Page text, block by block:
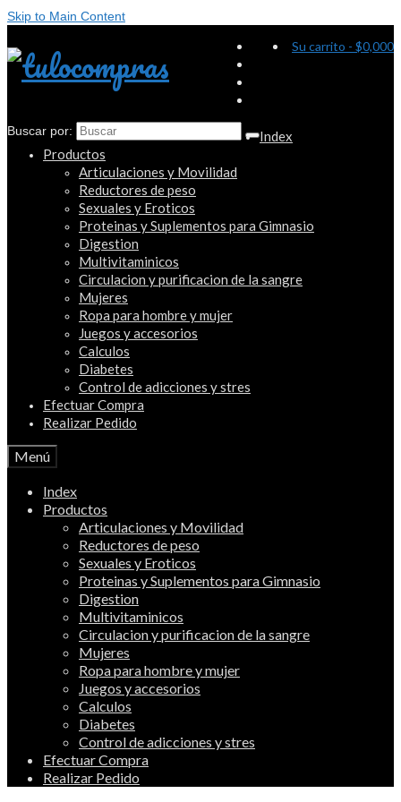
Skip to Main Content
Su carrito - $0,000
Buscar por:
Index
Productos
Articulaciones y Movilidad
Reductores de peso
Sexuales y Eroticos
Proteinas y Suplementos para Gimnasio
Digestion
Multivitaminicos
Circulacion y purificacion de la sangre
Mujeres
Ropa para hombre y mujer
Juegos y accesorios
Calculos
Diabetes
Control de adicciones y stres
Efectuar Compra
Realizar Pedido
Menú
Index
Productos
Articulaciones y Movilidad
Reductores de peso
Sexuales y Eroticos
Proteinas y Suplementos para Gimnasio
Digestion
Multivitaminicos
Circulacion y purificacion de la sangre
Mujeres
Ropa para hombre y mujer
Juegos y accesorios
Calculos
Diabetes
Control de adicciones y stres
Efectuar Compra
Realizar Pedido